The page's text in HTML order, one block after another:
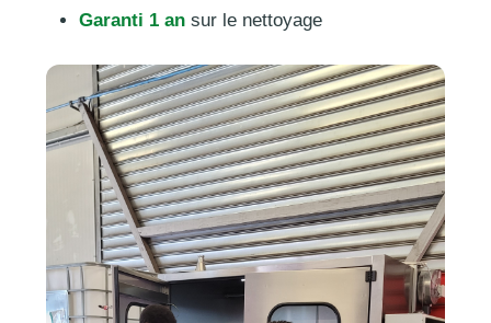
Garanti 1 an sur le nettoyage